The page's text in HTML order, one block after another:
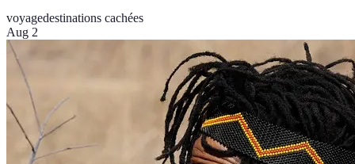
voyagedestinations cachées
Aug 2